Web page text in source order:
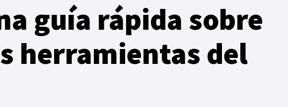
guía rápida sobre
herramientas del